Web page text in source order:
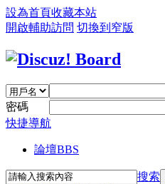
設為首頁收藏本站
開啟輔助訪問 切換到窄版
密碼
快捷導航
論壇BBS
搜索